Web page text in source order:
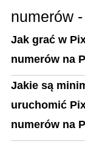
numerów
Jak grać w
numerów na
Jakie są
uruchomić
numerów na